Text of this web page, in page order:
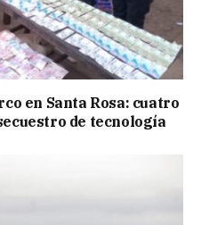
en Santa Rosa: cuatro
de tecnología